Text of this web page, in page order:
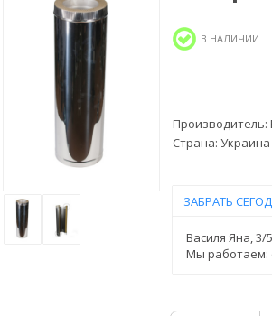
В НАЛИЧИИ
Производитель:
Страна: Украина
ЗАБРАТЬ
Василя Яна, 3/5
Мы работаем: